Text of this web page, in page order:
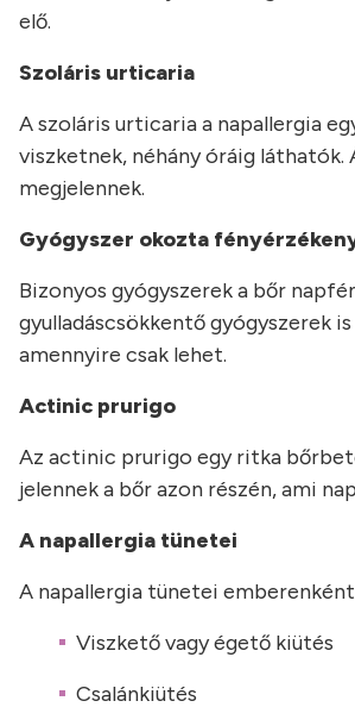
elő.
Szoláris urticaria
A szoláris urticaria a napallergia
viszketnek, néhány óráig
megjelennek.
Gyógyszer okozta
Bizonyos gyógyszerek a bőr
gyulladáscsökkentő gyógyszerek
amennyire csak lehet.
Actinic prurigo
Az actinic prurigo egy ritka
jelennek a bőr azon részén, ami
A napallergia tünetei
A napallergia tünetei
Viszkető vagy égető kiütés
Csalánkiütés